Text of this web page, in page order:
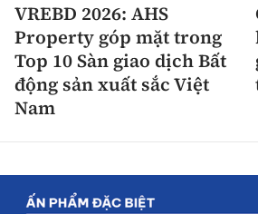
VREBD 2026: AHS
Property góp mặt trong
Top 10 Sàn giao dịch Bất
động sản xuất sắc Việt
Nam